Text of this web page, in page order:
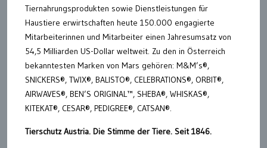
Tiernahrungsprodukten sowie Dienstleistungen für
Haustiere erwirtschaften heute 150.000 engagierte
Mitarbeiterinnen und Mitarbeiter einen Jahresumsatz von
54,5 Milliarden US-Dollar weltweit. Zu den in Österreich
bekanntesten Marken von Mars gehören: M&M’s®,
SNICKERS®, TWIX®, BALISTO®, CELEBRATIONS®, ORBIT®,
AIRWAVES®, BEN’S ORIGINAL™, SHEBA®, WHISKAS®,
KITEKAT®, CESAR®, PEDIGREE®, CATSAN®.
Tierschutz Austria. Die Stimme der Tiere. Seit 1846.